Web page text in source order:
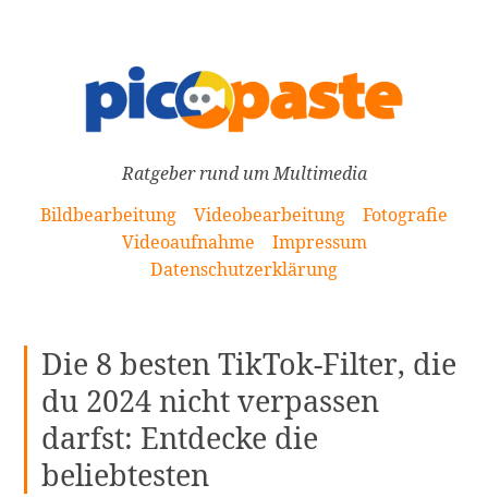
Ratgeber rund um Multimedia
Bildbearbeitung
Videobearbeitung
Fotografie
Videoaufnahme
Impressum
Datenschutzerklärung
Die 8 besten TikTok-Filter, die
du 2024 nicht verpassen
darfst: Entdecke die
beliebtesten